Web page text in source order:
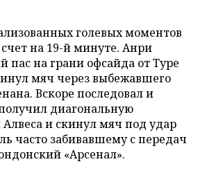
голевых моментов
на 19-й минуте. Анри
пас на грани офсайда от Туре
мяч через выбежавшего
Вскоре последовал и
диагональную
и скинул мяч под удар
часто забивавшему с передач
«Арсенал».